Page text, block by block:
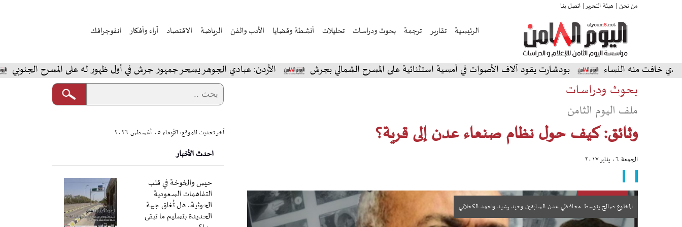
من نحن | هيئة التحرير | اتصل بنا
الرئيسية تقارير ترجمة بحوث ودراسات تحليلات أنشطة وقضايا الأدب والفن الرياضة الاقتصاد آراء وأفكار انفوجرافك
النساء بودشارت يقود آلاف الأصوات في أمسية استثنائية على المسرح الشمالي بجرش الأردن: عبادي الجوهر يسحر جمهور جرش في أول ظهور له على المسرح الجنوبي
بحوث ودراسات
ملف اليوم الثامن
وثائق: كيف حول نظام صنعاء عدن إلى قرية؟
الجمعة ٠٦ يناير ٢٠١٧
المخلوع صالح يتوسط محافظي عدن السابقين وحيد رشيد واحمد الكحلاني
آخر تحديث للموقع: الأربعاء ٠٥ أغسطس ٢٠٢٦
احدث الأخبار
حيس والخوخة في قلب
التفاهمات السعودية
الحوثية.. هل تُغلق جبهة
الحديدة بتسليم ما تبقى